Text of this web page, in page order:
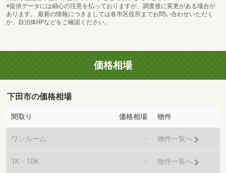
※提供データには細心の注意を払っておりますが、調査後に変更がある場合が
あります。 最新の情報につきましては各市区役所までお問い合わせいただく
か、自治体HPなどをご確認ください。
価格相場
下田市の価格相場
間取り 価格相場 物件
ワンルーム - 物件一覧へ
1K・1DK - 物件一覧へ